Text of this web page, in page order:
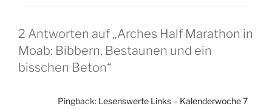
2 Antworten auf „Arches Half Marathon in
Moab: Bibbern, Bestaunen und ein
bisschen Beton“
Pingback: Lesenswerte Links – Kalenderwoche 7